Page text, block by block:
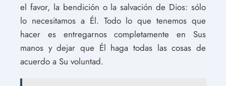
el favor, la bendición o la salvación de Dios: sólo
lo necesitamos a Él. Todo lo que tenemos que
hacer es entregarnos completamente en Sus
manos y dejar que Él haga todas las cosas de
acuerdo a Su voluntad.